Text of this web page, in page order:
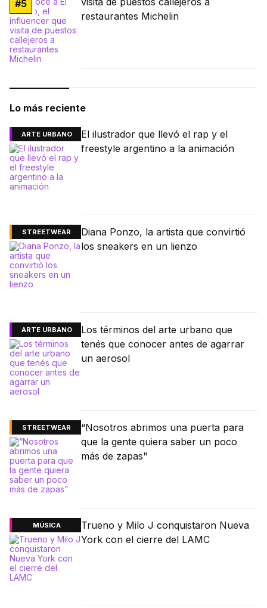
#5
restaurantes Michelin
Lo más reciente
ARTE URBANO
El ilustrador que llevó el rap y el
freestyle argentino a la animación
STREETWEAR
Diana Ponzo, la artista que convirtió
los sneakers en un lienzo
ARTE URBANO
Los términos del arte urbano que
tenés que conocer antes de agarrar
un aerosol
STREETWEAR
“Nosotros abrimos una puerta para
que la gente quiera saber un poco
más de zapas"
MÚSICA
Trueno y Milo J conquistaron Nueva
York con el cierre del LAMC